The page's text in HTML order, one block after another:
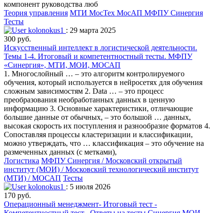
компонент руководства люб
Теория управления МТИ МосТех МосАП МФПУ Синергия
Тесты
kolonokus1 : 29 марта 2025
300 руб.
Искусственный интеллект в логистической деятельности.
Темы 1-4. Итоговый и компетентностный тесты. МФПУ
«Синергия», МТИ, МОИ, МОСАП
1. Многослойный … – это алгоритм контролируемого
обучения, который используется в нейросетях для обучения
сложным зависимостям 2. Data … – это процесс
преобразования необработанных данных в ценную
информацию 3. Основные характеристики, отличающие
большие данные от обычных, – это большой … данных,
высокая скорость их поступления и разнообразие форматов 4.
Сопоставляя процессы кластеризации и классификации,
можно утверждать, что … классификация – это обучение на
размеченных данных (с метками),
Логистика МФПУ Синергия / Московский открытый
институт (МОИ) / Московский технологический институт
(МТИ) / МОСАП Тесты
kolonokus1 : 5 июля 2026
170 руб.
Операционный менеджмент- Итоговый тест -